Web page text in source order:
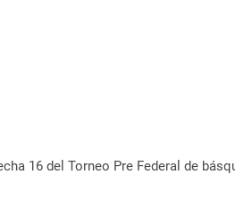
16 del Torneo Pre Federal de